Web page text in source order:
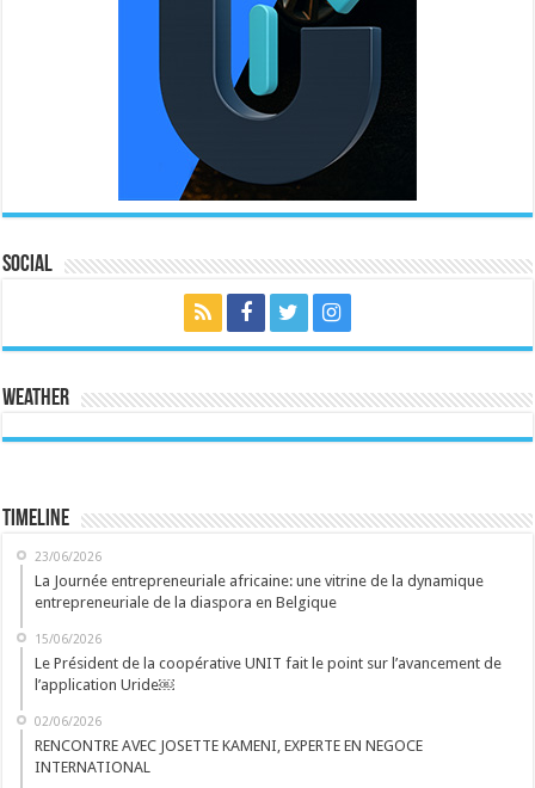
Social
Weather
Timeline
23/06/2026
La Journée entrepreneuriale africaine: une vitrine de la dynamique
entrepreneuriale de la diaspora en Belgique
15/06/2026
Le Président de la coopérative UNIT fait le point sur l’avancement de
l’application Uride￼
02/06/2026
RENCONTRE AVEC JOSETTE KAMENI, EXPERTE EN NEGOCE
INTERNATIONAL